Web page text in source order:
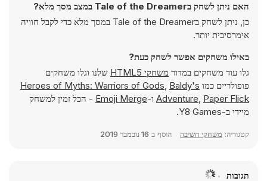
האם ניתן לשחק בTale of the Dreamer במצב מסך מלא?
כן, ניתן לשחק בTale of the Dreamer במסך מלא כדי לקבל חוויה
אימרסיבית יותר.
באילו משחקים אפשר לשחק כעת?
גלו עוד משחקים במדור משחקי HTML5
שלנו וגלו משחקים
פופולריים כמו
Heroes of Myths: Warriors of Gods, Baldy's
Adventure, Paper Flick ו-Emoji Merge - הכל זמין למשחק
מיידי ב-Y8 Games.
קטגוריה: משחקי חשיבה הוסף ב 16 נובמבר 2019
תגובות